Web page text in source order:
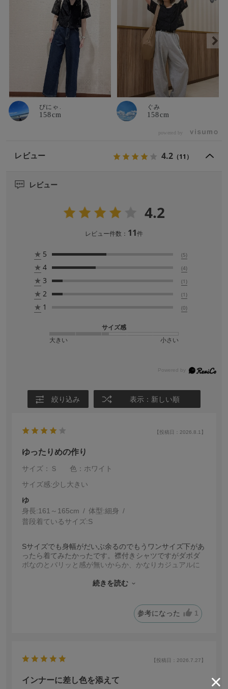
ぴにゃ.
158cm
ぐみ
158cm
powered by
レビュー 4.2 （11）
レビュー
4.2
レビュー件数： 11件
★ 5 (5)
★ 4 (4)
★ 3 (1)
★ 2 (1)
★ 1 (0)
サイズ感
大きい
小さい
絞り込み 表示：新しい順
【投稿日：2026.8.1】
ゆったりめの作り
サイズ：Ｓ
色：ホワイト
サイズ感:少し大きい
ゆ
身長:161～165cm 体型:細身
普段着ているサイズ:S
Sサイズでも身幅がだいぶ余るのでもうワンサイズ下があ
ったら着てみたかったです。襟付きシャツですがダボダ
ボなのとパリッと感が無いからか、かなりカジュアルに
わいいので満足しています。アイボリーも追加を検討中
続きを読む
参考になった 1
【投稿日：2026.7.27】
インナーに差し色を添えて